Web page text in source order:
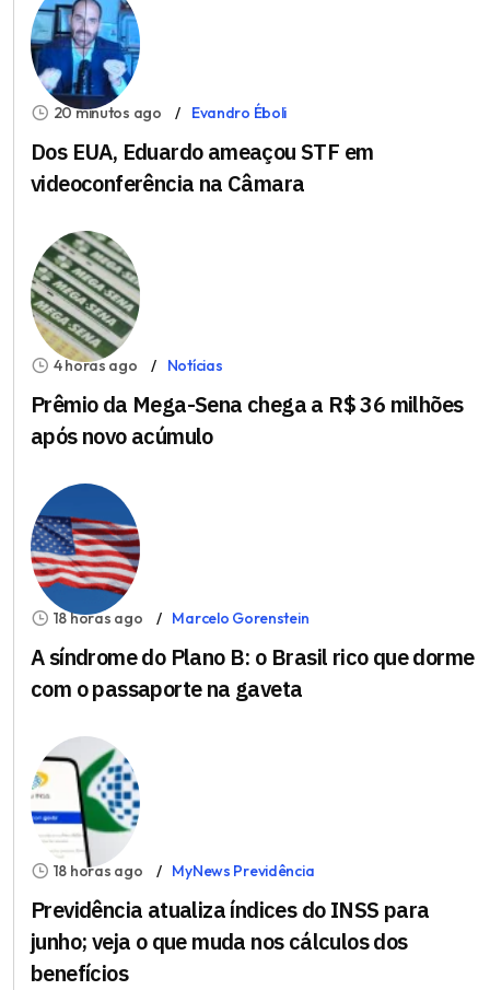
20 minutos ago Evandro Éboli
Dos EUA, Eduardo ameaçou STF em
videoconferência na Câmara
4 horas ago Notícias
Prêmio da Mega-Sena chega a R$ 36 milhões
após novo acúmulo
18 horas ago Marcelo Gorenstein
A síndrome do Plano B: o Brasil rico que dorme
com o passaporte na gaveta
18 horas ago MyNews Previdência
Previdência atualiza índices do INSS para
junho; veja o que muda nos cálculos dos
benefícios